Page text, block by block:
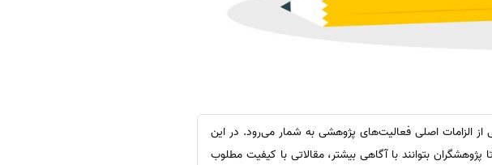
الزامات اصلی فعالیت‌های پژوهشی به شمار می‌رود. در این
بتوانند با آگاهی بیشتر، مقالاتی با کیفیت مطلوب